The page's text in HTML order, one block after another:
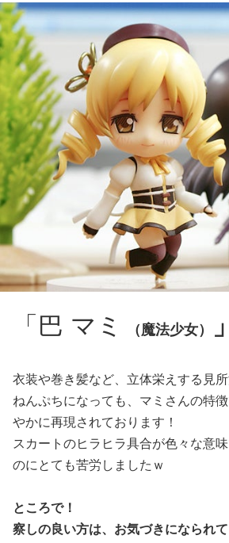
「巴 マミ （魔法少女）
衣装や巻き髪など、立体栄えする見所
ねんぷちになっても、マミさんの特
やかに再現されております！
スカートのヒラヒラ具合が色々な意
のにとても苦労しましたｗ
ところで！
察しの良い方は、お気づきになられ